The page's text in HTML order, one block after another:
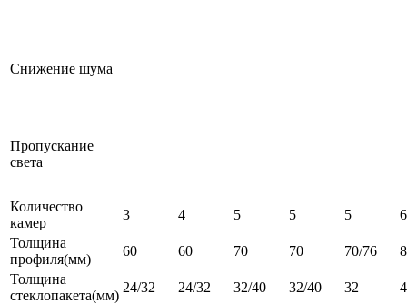
Снижение шума
Пропускание
света
Количество
камер
3 4 5 5 5
6
Толщина
профиля(мм)
60 60 70 70 70/76
Толщина
стеклопакета(мм)
24/32 24/32 32/40 32/40 32